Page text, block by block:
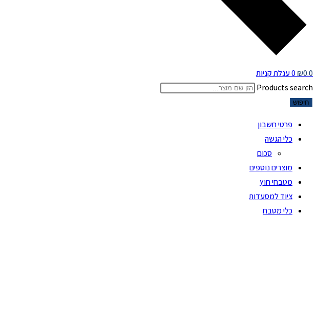
₪0.0
0עגלת קניות
Products search
חיפוש
פרטי חשבון
כלי הגשה
סכום
מוצרים נוספים
מטבחי חוץ
ציוד למסעדות
כלי מטבח